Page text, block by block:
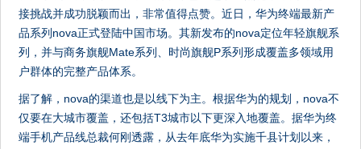
接挑战并成功脱颖而出，非常值得点赞。近日，华为终端最新产
品系列nova正式登陆中国市场。其新发布的nova定位年轻旗舰系
列，并与商务旗舰Mate系列、时尚旗舰P系列形成覆盖多领域用
户群体的完整产品体系。
据了解，nova的渠道也是以线下为主。根据华为的规划，nova不
仅要在大城市覆盖，还包括T3城市以下更深入地覆盖。据华为终
端手机产品线总裁何刚透露，从去年底华为实施千县计划以来，